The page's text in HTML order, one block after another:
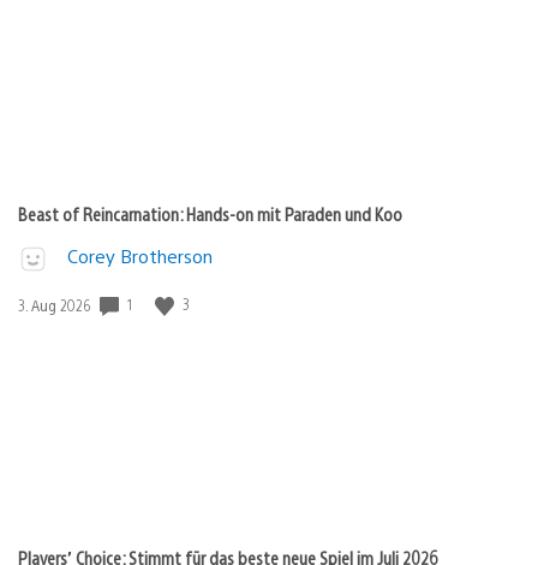
Beast of Reincarnation: Hands-on mit Paraden und Koo
Corey Brotherson
Veröffentlichungsdatum:
3. Aug 2026 1 3
Players’ Choice: Stimmt für das beste neue Spiel im Juli 2026